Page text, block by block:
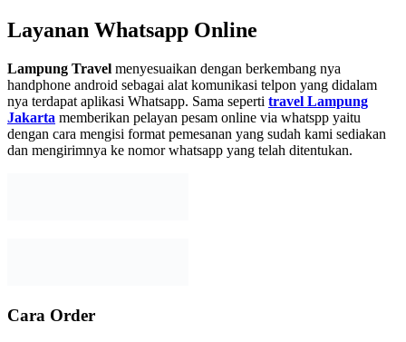
Layanan Whatsapp Online
Lampung Travel menyesuaikan dengan berkembang nya
handphone android sebagai alat komunikasi telpon yang didalam
nya terdapat aplikasi Whatsapp. Sama seperti travel Lampung
Jakarta memberikan pelayan pesam online via whatspp yaitu
dengan cara mengisi format pemesanan yang sudah kami sediakan
dan mengirimnya ke nomor whatsapp yang telah ditentukan.
Cara Order